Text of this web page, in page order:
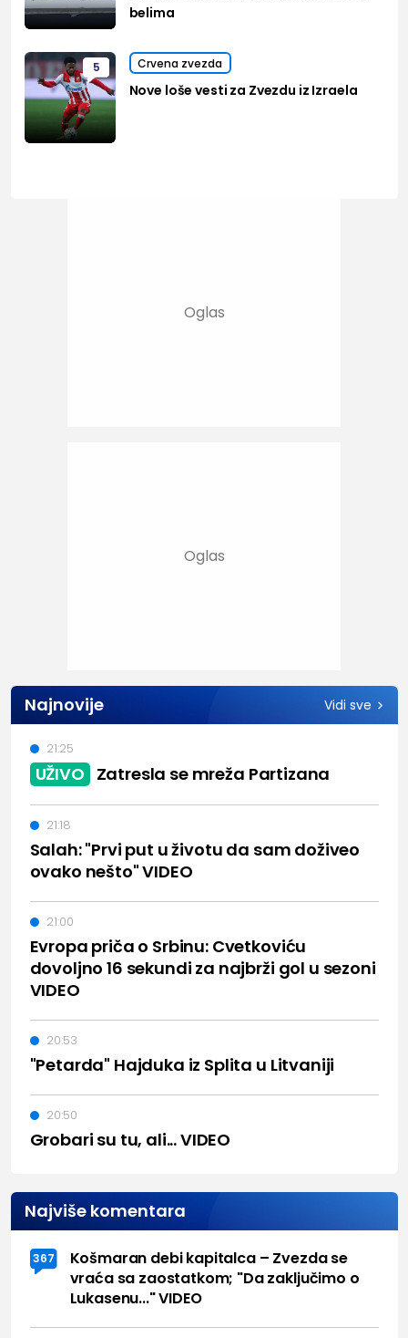
belima
5 Crvena zvezda
Nove loše vesti za Zvezdu iz Izraela
Najnovije Vidi sve
UŽIVO Zatresla se mreža Partizana
21:25
Salah: "Prvi put u životu da sam doživeo
ovako nešto" VIDEO
21:18
Evropa priča o Srbinu: Cvetkoviću
dovoljno 16 sekundi za najbrži gol u sezoni
VIDEO
21:00
"Petarda" Hajduka iz Splita u Litvaniji
20:53
Grobari su tu, ali... VIDEO
20:50
Najviše komentara
367
Košmaran debi kapitalca – Zvezda se
vraća sa zaostatkom; "Da zaključimo o
Lukasenu..." VIDEO